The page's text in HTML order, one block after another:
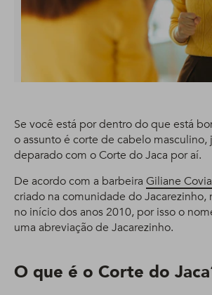
Se você está por dentro do que está
o assunto é corte de cabelo masculino,
deparado com o Corte do Jaca por aí.
De acordo com a barbeira Giliane
criado na comunidade do Jacarezinho,
no início dos anos 2010, por isso o
uma abreviação de Jacarezinho.
O que é o Corte do